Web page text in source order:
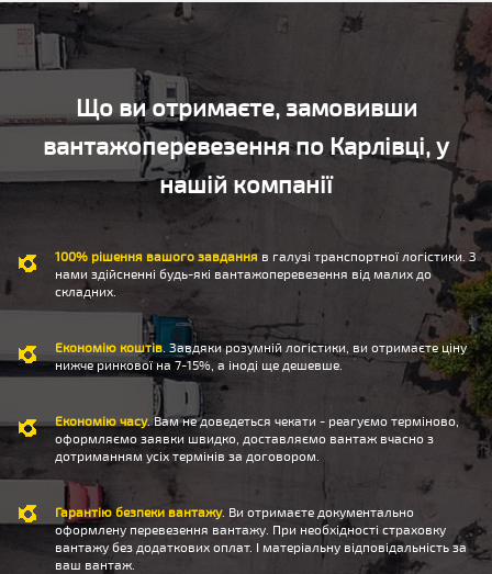
Що ви отримаєте, замовивши
вантажоперевезення по Карлівці, у
нашій компанії
100% рішення вашого завданняв галузі транспортної логістики. З
нами здійсненні будь-які вантажоперевезення від малих до
складних.
Економію коштів . Завдяки розумній логістики, ви отримаєте ціну
нижче ринкової на 7-15%, а іноді ще дешевше.
Економію часу. Вам не доведеться чекати - реагуємо терміново,
оформляємо заявки швидко, доставляємо вантаж вчасно з
дотриманням усіх термінів за договором.
Гарантію безпеки вантажу. Ви отримаєте документально
оформлену перевезення вантажу. При необхідності страховку
вантажу без додаткових оплат. І матеріальну відповідальність за
ваш вантаж.